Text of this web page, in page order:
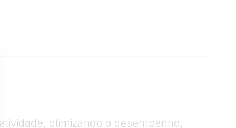
otimizando o desempenho,